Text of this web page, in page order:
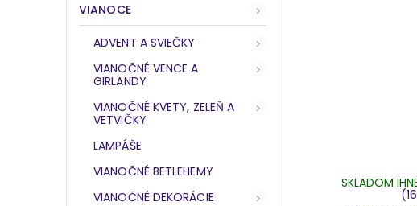
VIANOCE
ADVENT A SVIEČKY
VIANOČNÉ VENCE A
GIRLANDY
VIANOČNÉ KVETY, ZELEŇ A
VETVIČKY
LAMPÁŠE
VIANOČNÉ BETLEHEMY
VIANOČNÉ DEKORÁCIE
SKLADOM